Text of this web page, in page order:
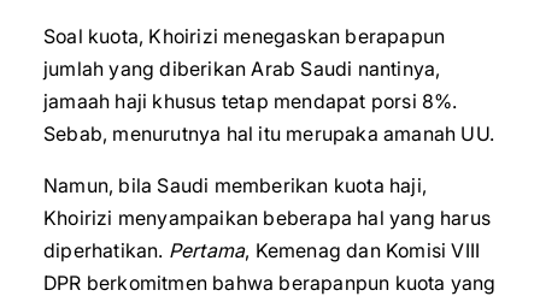
Soal kuota, Khoirizi menegaskan berapapun
jumlah yang diberikan Arab Saudi nantinya,
jamaah haji khusus tetap mendapat porsi 8%.
Sebab, menurutnya hal itu merupaka amanah UU.
Namun, bila Saudi memberikan kuota haji,
Khoirizi menyampaikan beberapa hal yang harus
diperhatikan. Pertama, Kemenag dan Komisi VIII
DPR berkomitmen bahwa berapanpun kuota yang